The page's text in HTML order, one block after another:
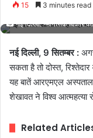
15 3 minutes read
नई दिल्ली: -मानसिक विकार
नई दिल्ली, 9 सितम्बर :
सकता है तो दोस्त,
यह बातें आरएमएल अस्पताल
शेखावत ने विश्व आत्महत्या
Related